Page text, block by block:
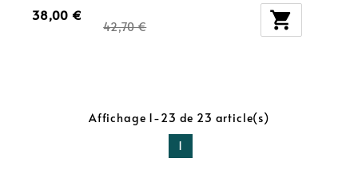
38,00 €
42,70 € 
Affichage 1-23 de 23 article(s)
1